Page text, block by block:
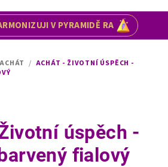
V PYRAMIDĚ RA
HledatPřihlášeníNákupní
ACHÁT / ACHÁT - ŽIVOTNÍ ÚSPĚCH -
úspěch -
fialový